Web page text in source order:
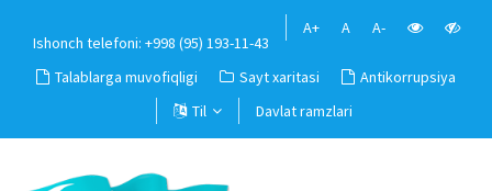
Ishonch telefoni: +998 (95) 193-11-43
A+ A A-
Talablarga muvofiqligi Sayt xaritasi
Antikorrupsiya
Til
Davlat ramzlari